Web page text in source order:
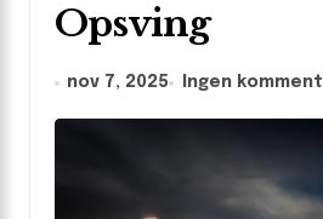
Opsving
nov 7, 2025 Ingen